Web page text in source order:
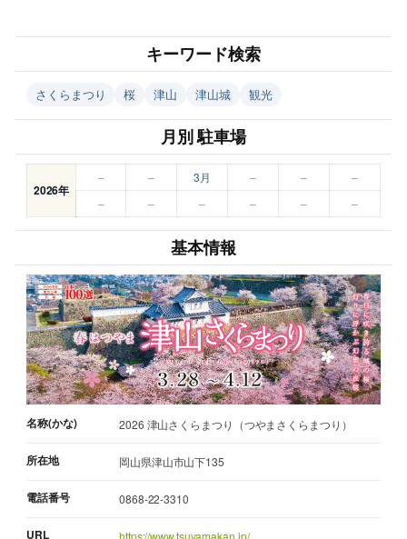
キーワード検索
さくらまつり 桜 津山 津山城 観光
月別 駐車場
2026年
– – 3月 – –
–
–
– – – – –
基本情報
名称(かな) 2026 津山さくらまつり（つやまさくらまつり）
所在地 岡山県津山市山下135
電話番号 0868-22-3310
URL https://www.tsuyamakan.jp/